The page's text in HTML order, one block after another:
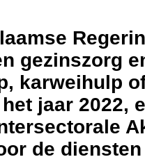
gezinszorg
karweihulp
jaar 2022,
de